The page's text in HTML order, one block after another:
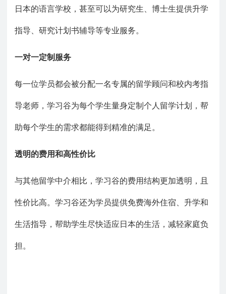
日本的语言学校，甚至可以为研究生、博士生提供升学
指导、研究计划书辅导等专业服务。
一对一定制服务
每一位学员都会被分配一名专属的留学顾问和校内考指
导老师，学习谷为每个学生量身定制个人留学计划， 帮
助每个学生的需求都能得到精准的满足。
透明的费用和高性价比
与其他留学中介相比，学习谷的费用结构更加透明，且
性价比高。学习谷还为学员提供免费海外住宿、升学和
生活指导，帮助学生尽快适应日本的生活，减轻家庭负
担。